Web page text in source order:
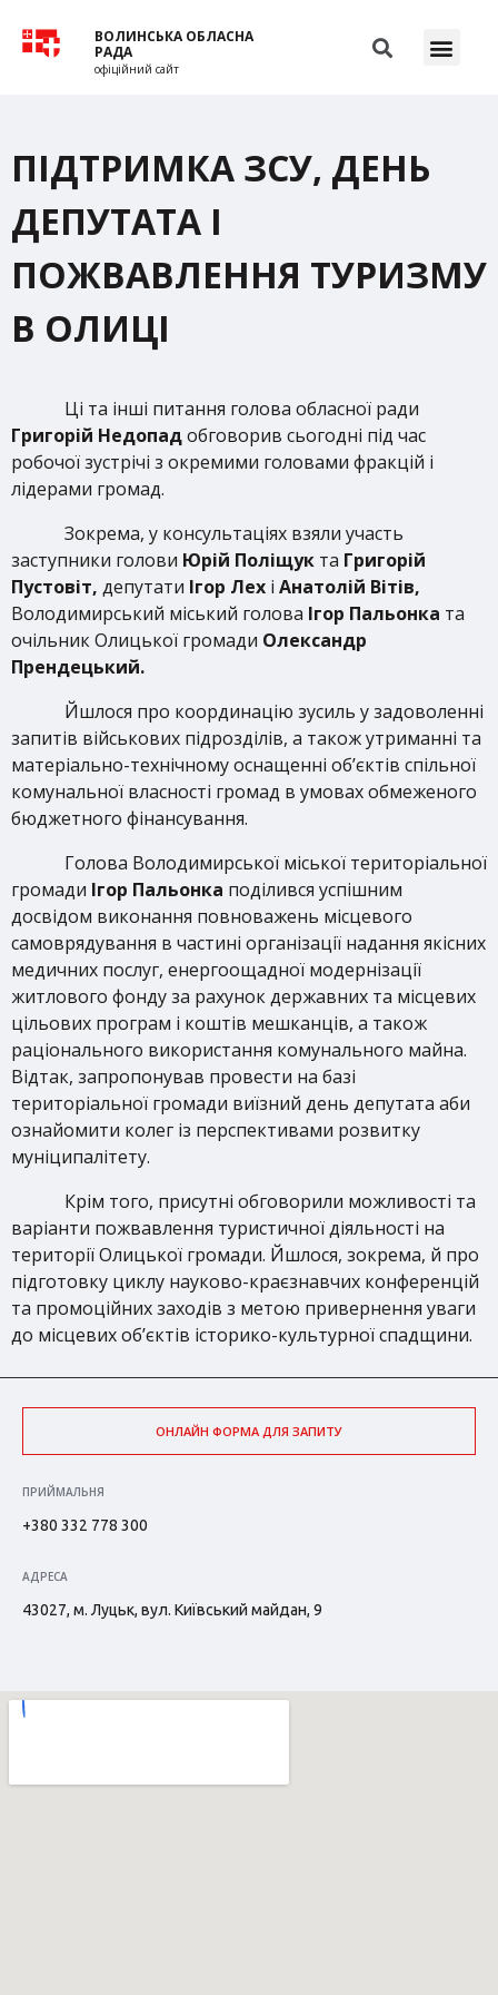
ВОЛИНСЬКА ОБЛАСНА
РАДА
офіційний сайт
ПІДТРИМКА ЗСУ, ДЕНЬ
ДЕПУТАТА І
ПОЖВАВЛЕННЯ ТУРИЗМУ
В ОЛИЦІ
Ці та інші питання голова обласної ради
Григорій Недопадобговорив сьогодні під час
робочої зустрічі з окремими головами фракцій і
лідерами громад.
Зокрема, у консультаціях взяли участь
заступники голови Юрій Поліщук та Григорій
Пустовіт, депутати Ігор Лех і Анатолій Вітів,
Володимирський міський голова Ігор Пальонка та
очільник Олицької громади Олександр
Прендецький.
Йшлося про координацію зусиль у задоволенні
запитів військових підрозділів, а також утриманні та
матеріально-технічному оснащенні об’єктів спільної
комунальної власності громад в умовах обмеженого
бюджетного фінансування.
Голова Володимирської міської територіальної
громади Ігор Пальонка поділився успішним
досвідом виконання повноважень місцевого
самоврядування в частині організації надання якісних
медичних послуг, енергоощадної модернізації
житлового фонду за рахунок державних та місцевих
цільових програм і коштів мешканців, а також
раціонального використання комунального майна.
Відтак, запропонував провести на базі
територіальної громади виїзний день депутата аби
ознайомити колег із перспективами розвитку
муніципалітету.
Крім того, присутні обговорили можливості та
варіанти пожвавлення туристичної діяльності на
території Олицької громади. Йшлося, зокрема, й про
підготовку циклу науково-краєзнавчих конференцій
та промоційних заходів з метою привернення уваги
до місцевих об’єктів історико-культурної спадщини.
ОНЛАЙН ФОРМА ДЛЯ ЗАПИТУ
ПРИЙМАЛЬНЯ
+380 332 778 300
АДРЕСА
43027, м. Луцьк, вул. Київський майдан, 9